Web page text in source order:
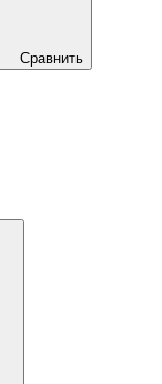
Сравнить